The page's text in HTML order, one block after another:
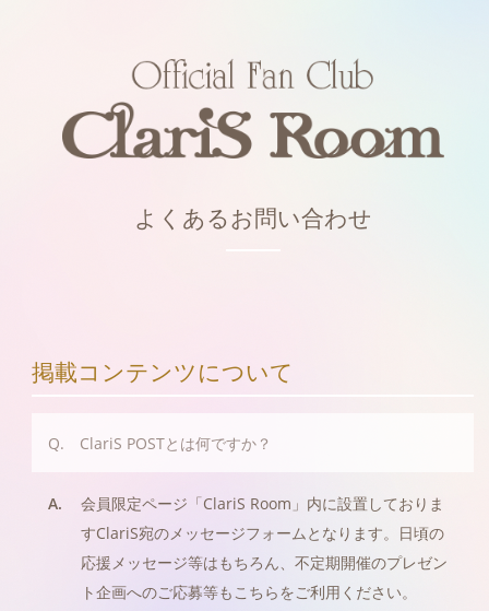
よくあるお問い合わせ
掲載コンテンツについて
Q. ClariS POSTとは何ですか？
A.
会員限定ページ「ClariS Room」内に設置しておりま
すClariS宛のメッセージフォームとなります。日頃の
応援メッセージ等はもちろん、不定期開催のプレゼン
ト企画へのご応募等もこちらをご利用ください。